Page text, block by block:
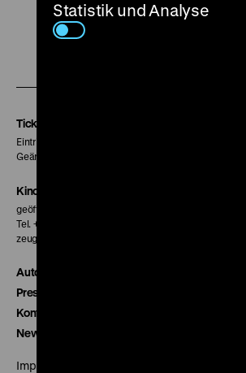
Tickets
Eintritt 5 €
Geänderte Preise sind im Programm vermerkt.
Kinokasse
geöffnet 30 Minuten vor Beginn der ersten
Tel. + 49 30 20304-770
zeughauskino@dhm.de
Autor*innen
Presse
Kontakt
Newsletter
Impressum
Statistik und Analyse